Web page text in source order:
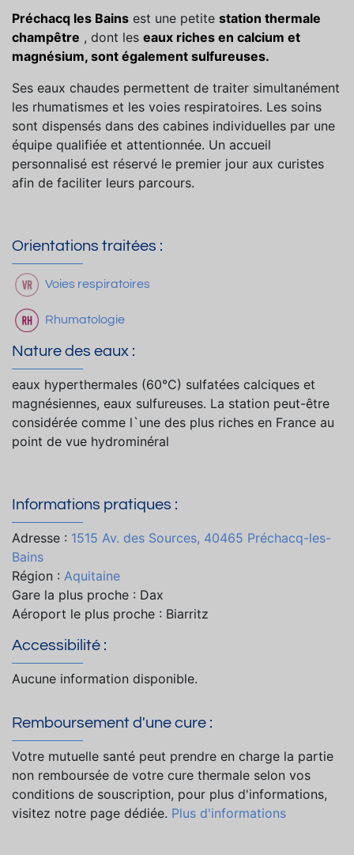
Préchacq les Bains est une petite station thermale
champêtre , dont les eaux riches en calcium et
magnésium, sont également sulfureuses.
Ses eaux chaudes permettent de traiter simultanément
les rhumatismes et les voies respiratoires. Les soins
sont dispensés dans des cabines individuelles par une
équipe qualifiée et attentionnée. Un accueil
personnalisé est réservé le premier jour aux curistes
afin de faciliter leurs parcours.
Orientations traitées :
Voies respiratoires
Rhumatologie
Nature des eaux :
eaux hyperthermales (60°C) sulfatées calciques et
magnésiennes, eaux sulfureuses. La station peut-être
considérée comme l`une des plus riches en France au
point de vue hydrominéral
Informations pratiques :
Adresse : 1515 Av. des Sources, 40465 Préchacq-les-
Bains
Région : Aquitaine
Gare la plus proche : Dax
Aéroport le plus proche : Biarritz
Accessibilité :
Aucune information disponible.
Remboursement d'une cure :
Votre mutuelle santé peut prendre en charge la partie
non remboursée de votre cure thermale selon vos
conditions de souscription, pour plus d'informations,
visitez notre page dédiée. Plus d'informations